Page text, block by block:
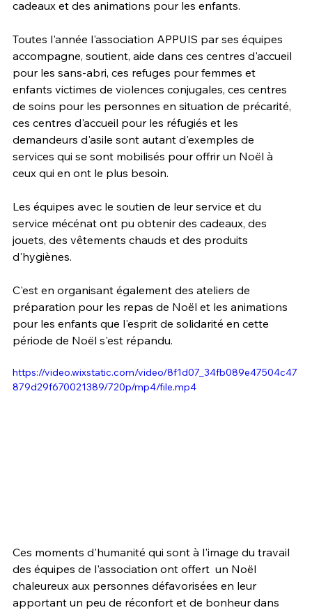
cadeaux et des animations pour les enfants.
Toutes l'année l'association APPUIS par ses équipes
accompagne, soutient, aide dans ces centres d'accueil
pour les sans-abri, ces refuges pour femmes et
enfants victimes de violences conjugales, ces centres
de soins pour les personnes en situation de précarité,
ces centres d'accueil pour les réfugiés et les
demandeurs d'asile sont autant d'exemples de
services qui se sont mobilisés pour offrir un Noël à
ceux qui en ont le plus besoin.
Les équipes avec le soutien de leur service et du
service mécénat ont pu obtenir des cadeaux, des
jouets, des vêtements chauds et des produits
d'hygiènes.
C'est en organisant également des ateliers de
préparation pour les repas de Noël et les animations
pour les enfants que l'esprit de solidarité en cette
période de Noël s'est répandu.
https://video.wixstatic.com/video/8f1d07_34fb089e47504c47
879d29f670021389/720p/mp4/file.mp4
Ces moments d'humanité qui sont à l'image du travail
des équipes de l'association ont offert  un Noël
chaleureux aux personnes défavorisées en leur
apportant un peu de réconfort et de bonheur dans